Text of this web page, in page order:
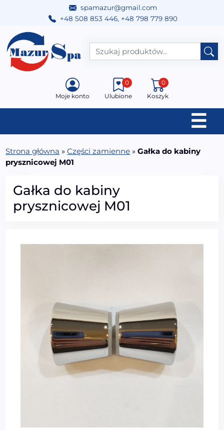
spamazur@gmail.com
+48 508 853 446, +48 798 779 890
Przejdź do treści
Main Navigation
Moje konto Ulubione
0
Koszyk
0
☰
Strona główna »Części zamienne »Gałka do kabiny
prysznicowej M01
Gałka do kabiny
prysznicowej M01